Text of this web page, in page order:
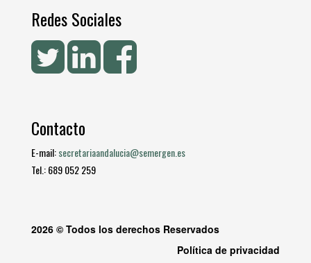
Redes Sociales
Contacto
E-mail:secretariaandalucia@semergen.es
Tel.: 689 052 259
2026 © Todos los derechos Reservados
Política de privacidad